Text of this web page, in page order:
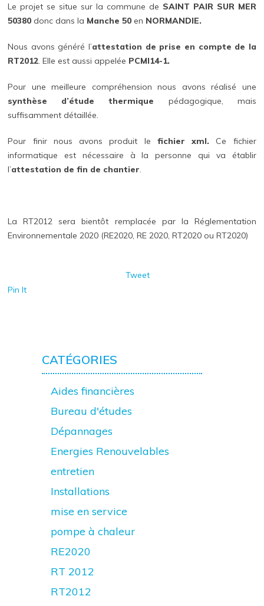
Le projet se situe sur la commune de SAINT PAIR SUR MER
50380 donc dans la Manche 50en NORMANDIE.
Nous avons généré l’attestation de prise en compte de la
RT2012. Elle est aussi appelée PCMI14-1.
Pour une meilleure compréhension nous avons réalisé une
synthèse d’étude thermique pédagogique, mais
suffisamment détaillée.
Pour finir nous avons produit le fichier xml. Ce fichier
informatique est nécessaire à la personne qui va établir
l’attestation de fin de chantier.
La RT2012 sera bientôt remplacée par la Réglementation
Environnementale 2020 (RE2020, RE 2020, RT2020 ou RT2020)
Tweet
Pin It
CATÉGORIES
Aides financières
Bureau d'études
Dépannages
Energies Renouvelables
entretien
Installations
mise en service
pompe à chaleur
RE2020
RT 2012
RT2012